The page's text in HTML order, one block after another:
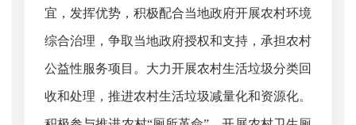
宜，发挥优势，积极配合当地政府开展农村环境
综合治理，争取当地政府授权和支持，承担农村
公益性服务项目。大力开展农村生活垃圾分类回
收和处理，推进农村生活垃圾减量化和资源化。